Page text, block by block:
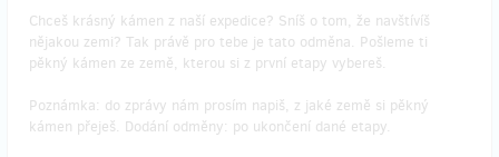
Chceš krásný kámen z naší expedice? Sníš o tom, že navštívíš
nějakou zemi? Tak právě pro tebe je tato odměna. Pošleme ti
pěkný kámen ze země, kterou si z první etapy vybereš.
Poznámka: do zprávy nám prosím napiš, z jaké země si pěkný
kámen přeješ. Dodání odměny: po ukončení dané etapy.